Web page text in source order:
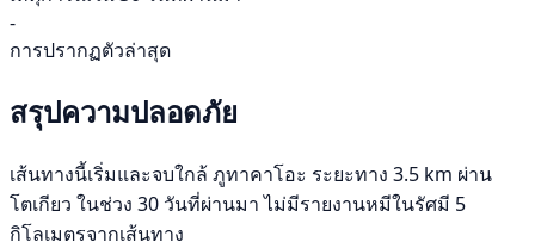
-
การปรากฏตัวล่าสุด
สรุปความปลอดภัย
เส้นทางนี้เริ่มและจบใกล้ ภูทาคาโอะ ระยะทาง 3.5 km ผ่าน
โตเกียว ในช่วง 30 วันที่ผ่านมา ไม่มีรายงานหมีในรัศมี 5
กิโลเมตรจากเส้นทาง